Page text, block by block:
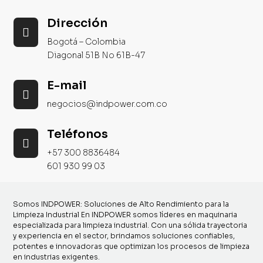
des
solutions
usuelles.
L’interface
la clarté
organisation
des
menus
accessibles.
est
disponible
24 heures
sur 24 par
chat en

Dirección
Bogotá – Colombia
Diagonal 51B No 61B-47

E-mail
negocios@indpower.com.co

Teléfonos
+57 300 8836484
601 930 99 03
Somos INDPOWER: Soluciones de Alto Rendimiento para la
Limpieza Industrial En INDPOWER somos líderes en maquinaria
especializada para limpieza industrial. Con una sólida trayectoria
y experiencia en el sector, brindamos soluciones confiables,
potentes e innovadoras que optimizan los procesos de limpieza
en industrias exigentes.